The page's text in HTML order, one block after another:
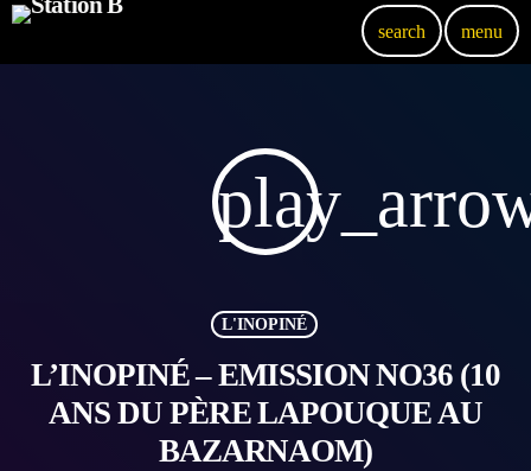
search menu
L'INOPINÉ
L’INOPINÉ – EMISSION NO36 (10
ANS DU PÈRE LAPOUQUE AU
BAZARNAOM)